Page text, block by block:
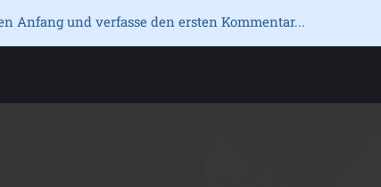
Anfang und verfasse den ersten Kommentar...